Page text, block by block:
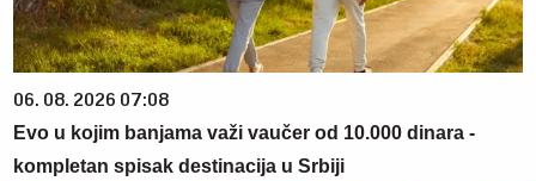
06. 08. 2026 07:08
Evo u kojim banjama važi vaučer od 10.000 dinara -
kompletan spisak destinacija u Srbiji